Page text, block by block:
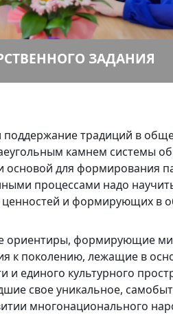
ЗАДАНИЯ
традиций в
камнем системы
основой для формирования
процессами надо
ценностей и формирующих в
ориентиры, формирующие
к поколению, лежащие в
единого культурного
свое уникальное,
многонационального